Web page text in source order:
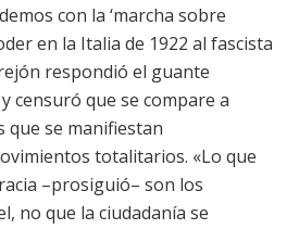
con la ‘marcha sobre
en la Italia de 1922 al fascista
respondió el guante
censuró que se compare a
que se manifiestan
totalitarios. «Lo que
–prosiguió– son los
no que la ciudadanía se